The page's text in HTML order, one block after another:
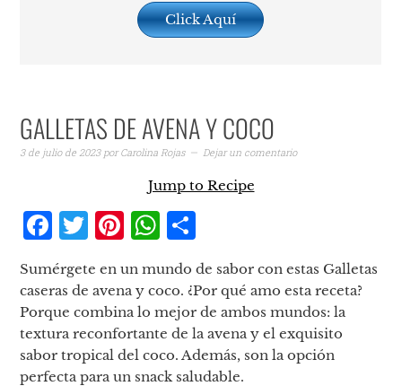
Click Aquí
GALLETAS DE AVENA Y COCO
3 de julio de 2023porCarolina Rojas Dejar un comentario
Jump to Recipe
Facebook
Twitter
Pinterest
WhatsApp
Sumérgete en un mundo de sabor con estas Galletas
caseras de avena y coco. ¿Por qué amo esta receta?
Porque combina lo mejor de ambos mundos: la
textura reconfortante de la avena y el exquisito
sabor tropical del coco. Además, son la opción
perfecta para un snack saludable.